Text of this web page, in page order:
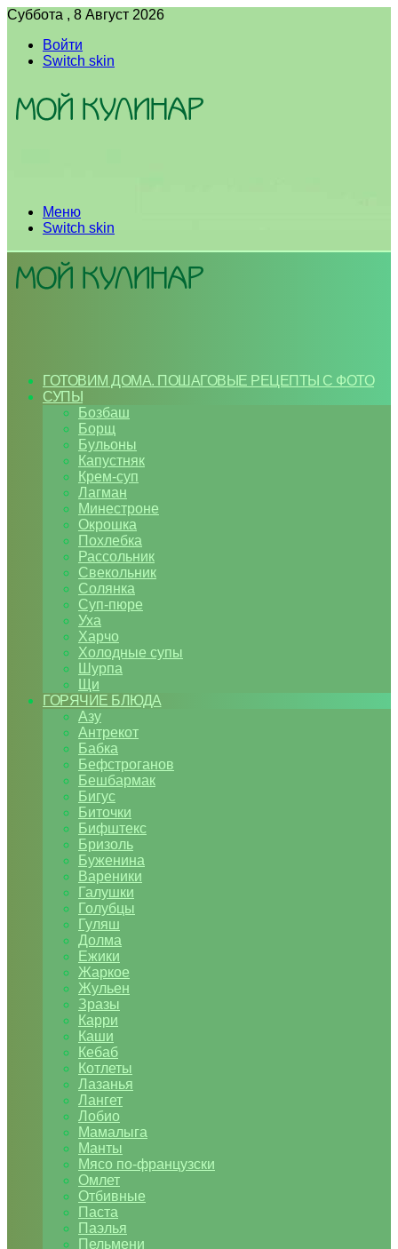
Суббота , 8 Август 2026
Войти
Switch skin
Меню
Switch skin
ГОТОВИМ ДОМА. ПОШАГОВЫЕ РЕЦЕПТЫ С ФОТО
СУПЫ
Бозбаш
Борщ
Бульоны
Капустняк
Крем-суп
Лагман
Минестроне
Окрошка
Похлебка
Рассольник
Свекольник
Солянка
Суп-пюре
Уха
Харчо
Холодные супы
Шурпа
Щи
ГОРЯЧИЕ БЛЮДА
Азу
Антрекот
Бабка
Бефстроганов
Бешбармак
Бигус
Биточки
Бифштекс
Бризоль
Буженина
Вареники
Галушки
Голубцы
Гуляш
Долма
Ежики
Жаркое
Жульен
Зразы
Карри
Каши
Кебаб
Котлеты
Лазанья
Лангет
Лобио
Мамалыга
Манты
Мясо по-французски
Омлет
Отбивные
Паста
Паэлья
Пельмени